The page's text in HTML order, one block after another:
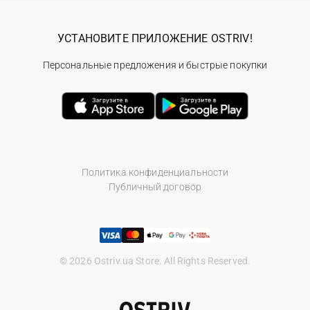
Политика конфиденциальности
Публичный договор
© 2026 Ostriv.ua Store. All Rights Reserved.
УСТАНОВИТЕ ПРИЛОЖЕНИЕ OSTRIV!
Персональные предложения и быстрые покупки